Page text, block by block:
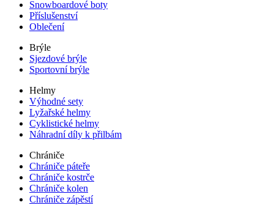
Snowboardové boty
Příslušenství
Oblečení
Brýle
Sjezdové brýle
Sportovní brýle
Helmy
Výhodné sety
Lyžařské helmy
Cyklistické helmy
Náhradní díly k přilbám
Chrániče
Chrániče páteře
Chrániče kostrče
Chrániče kolen
Chrániče zápěstí